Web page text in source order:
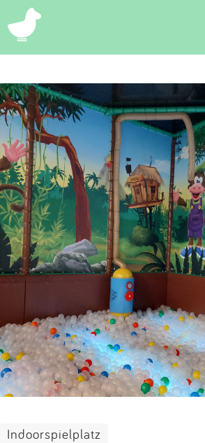
Suchen
Eintragen
App
Blog
Partner
Kontakt
Impressum
Anmelden
Indoorspielplatz